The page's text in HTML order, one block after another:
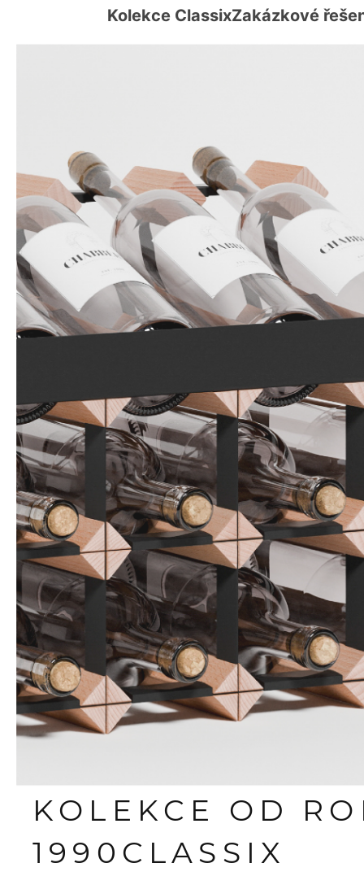
Kolekce ClassixZakázkové
KOLEKCE OD
1990 CLASSIX